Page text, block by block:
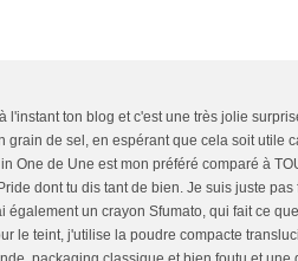
l'instant ton blog et c'est une très jolie
grain de sel, en espérant que cela soit utile
One de Une est mon préféré comparé à
dont tu dis tant de bien. Je suis juste
également un crayon Sfumato, qui fait ce
le teint, j'utilise la poudre compacte